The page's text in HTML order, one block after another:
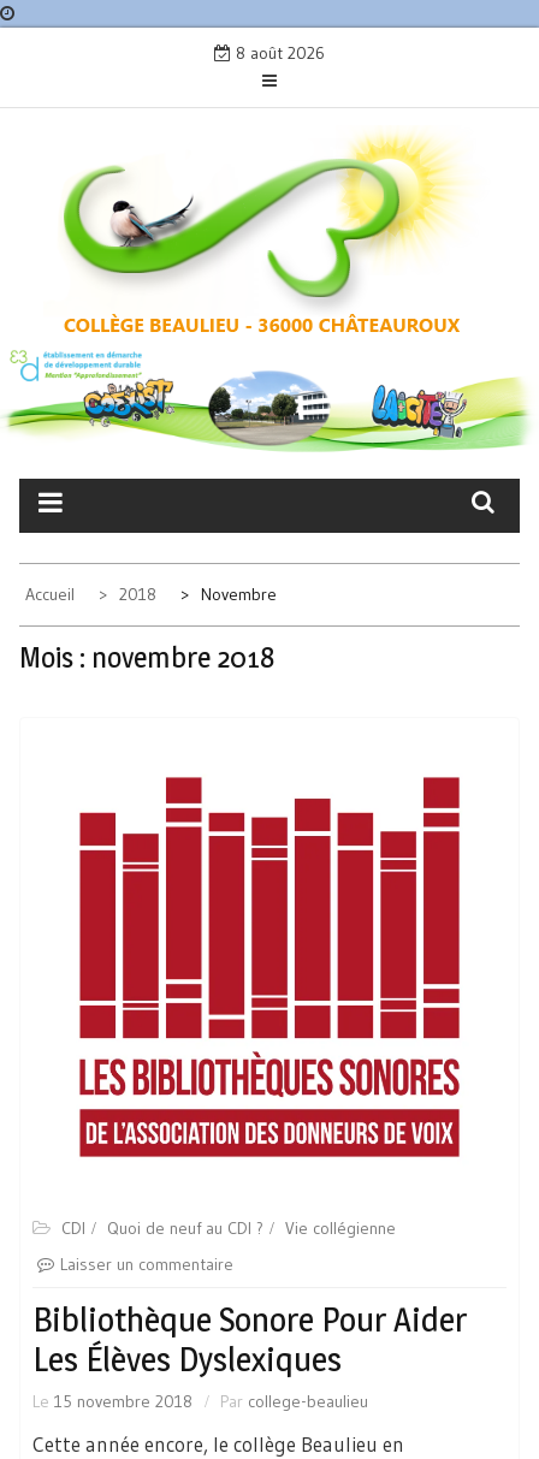
8 août 2026
COLLÈGE BEAULIEU –
CHÂTEAUROUX
Accueil 2018 Novembre
Mois : novembre 2018
CDI Quoi de neuf au CDI ?
Vie collégienne
Laisser un commentaire
Bibliothèque Sonore Pour Aider
Les Élèves Dyslexiques
Le 15 novembre 2018 Par college-beaulieu
Cette année encore, le collège Beaulieu en